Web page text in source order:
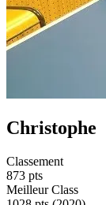
Christophe
Classement
873 pts
Meilleur Class